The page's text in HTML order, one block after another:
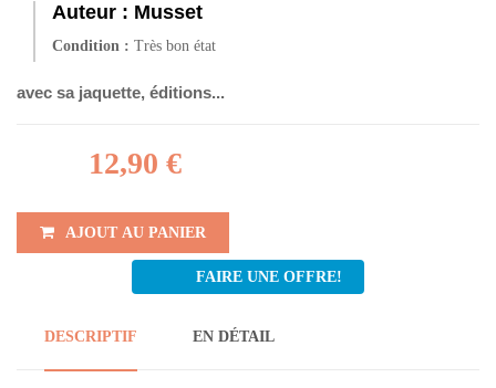
Auteur : Musset
Condition : Très bon état
avec sa jaquette, éditions...
12,90 €
AJOUT AU PANIER
FAIRE UNE OFFRE!
DESCRIPTIF EN DÉTAIL